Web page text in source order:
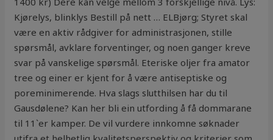
Kjørelys, blinklys Bestill på nett … ELBjørg; Styret skal
være en aktiv rådgiver for administrasjonen, stille
spørsmål, avklare forventinger, og noen ganger kreve
svar på vanskelige spørsmål. Eteriske oljer fra amator
tree og einer er kjent for å være antiseptiske og
poreminimerende. Hva slags slutthilsen har du til
Gausdølene? Kan her bli ein utfording å få dommarane
til 11`er kamper. De vil vurdere innkomne søknader